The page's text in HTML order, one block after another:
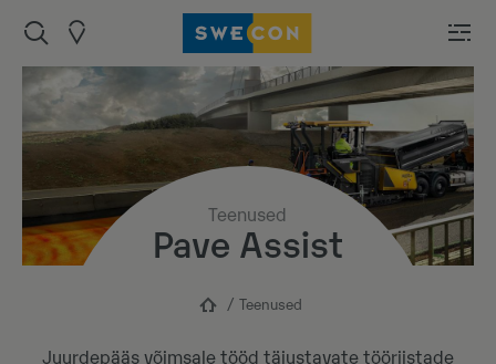
Teenused
Pave Assist
Teenused
Juurdepääs võimsale tööd täiustavate tööriistade